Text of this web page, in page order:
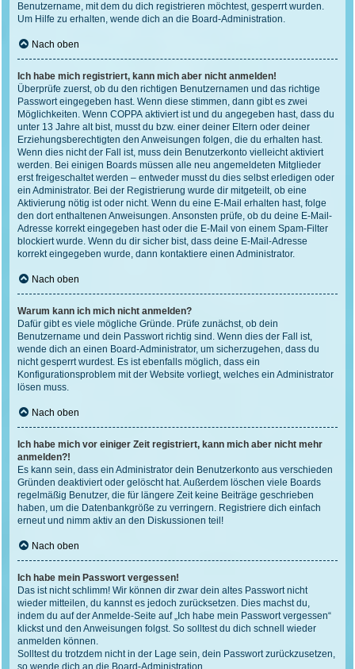
Benutzername, mit dem du dich registrieren möchtest, gesperrt wurden.
Um Hilfe zu erhalten, wende dich an die Board-Administration.
Nach oben
Ich habe mich registriert, kann mich aber nicht anmelden!
Überprüfe zuerst, ob du den richtigen Benutzernamen und das richtige
Passwort eingegeben hast. Wenn diese stimmen, dann gibt es zwei
Möglichkeiten. Wenn COPPA aktiviert ist und du angegeben hast, dass du
unter 13 Jahre alt bist, musst du bzw. einer deiner Eltern oder deiner
Erziehungsberechtigten den Anweisungen folgen, die du erhalten hast.
Wenn dies nicht der Fall ist, muss dein Benutzerkonto vielleicht aktiviert
werden. Bei einigen Boards müssen alle neu angemeldeten Mitglieder
erst freigeschaltet werden – entweder musst du dies selbst erledigen oder
ein Administrator. Bei der Registrierung wurde dir mitgeteilt, ob eine
Aktivierung nötig ist oder nicht. Wenn du eine E-Mail erhalten hast, folge
den dort enthaltenen Anweisungen. Ansonsten prüfe, ob du deine E-Mail-
Adresse korrekt eingegeben hast oder die E-Mail von einem Spam-Filter
blockiert wurde. Wenn du dir sicher bist, dass deine E-Mail-Adresse
korrekt eingegeben wurde, dann kontaktiere einen Administrator.
Nach oben
Warum kann ich mich nicht anmelden?
Dafür gibt es viele mögliche Gründe. Prüfe zunächst, ob dein
Benutzername und dein Passwort richtig sind. Wenn dies der Fall ist,
wende dich an einen Board-Administrator, um sicherzugehen, dass du
nicht gesperrt wurdest. Es ist ebenfalls möglich, dass ein
Konfigurationsproblem mit der Website vorliegt, welches ein Administrator
lösen muss.
Nach oben
Ich habe mich vor einiger Zeit registriert, kann mich aber nicht mehr
anmelden?!
Es kann sein, dass ein Administrator dein Benutzerkonto aus verschieden
Gründen deaktiviert oder gelöscht hat. Außerdem löschen viele Boards
regelmäßig Benutzer, die für längere Zeit keine Beiträge geschrieben
haben, um die Datenbankgröße zu verringern. Registriere dich einfach
erneut und nimm aktiv an den Diskussionen teil!
Nach oben
Ich habe mein Passwort vergessen!
Das ist nicht schlimm! Wir können dir zwar dein altes Passwort nicht
wieder mitteilen, du kannst es jedoch zurücksetzen. Dies machst du,
indem du auf der Anmelde-Seite auf „Ich habe mein Passwort vergessen“
klickst und den Anweisungen folgst. So solltest du dich schnell wieder
anmelden können.
Solltest du trotzdem nicht in der Lage sein, dein Passwort zurückzusetzen,
so wende dich an die Board-Administration.